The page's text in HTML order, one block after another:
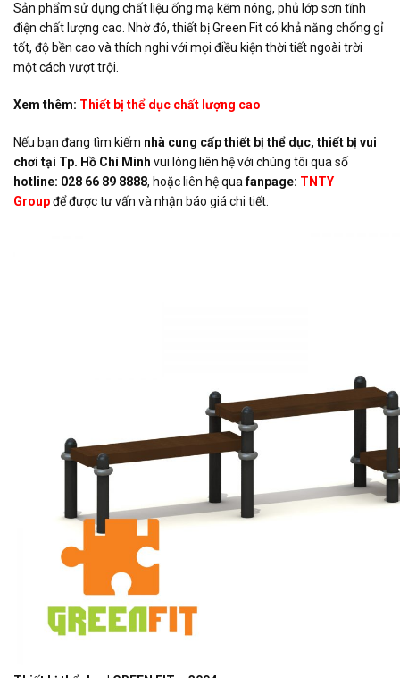
Sản phẩm sử dụng chất liệu ống mạ kẽm nóng, phủ lớp sơn tĩnh
điện chất lượng cao. Nhờ đó, thiết bị Green Fit có khả năng chống gỉ
tốt, độ bền cao và thích nghi với mọi điều kiện thời tiết ngoài trời
một cách vượt trội.
Xem thêm: Thiết bị thể dục chất lượng cao
Nếu bạn đang tìm kiếm nhà cung cấp thiết bị thể dục, thiết bị vui
chơi tại Tp. Hồ Chí Minh vui lòng liên hệ với chúng tôi qua số
hotline: 028 66 89 8888, hoặc liên hệ quafanpage: TNTY
Groupđể được tư vấn và nhận báo giá chi tiết.